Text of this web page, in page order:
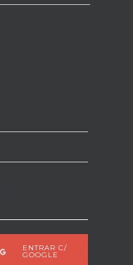
ENTRAR C/
GOOGLE